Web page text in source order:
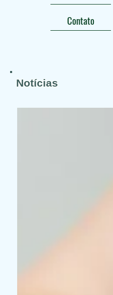
Contato
Notícias